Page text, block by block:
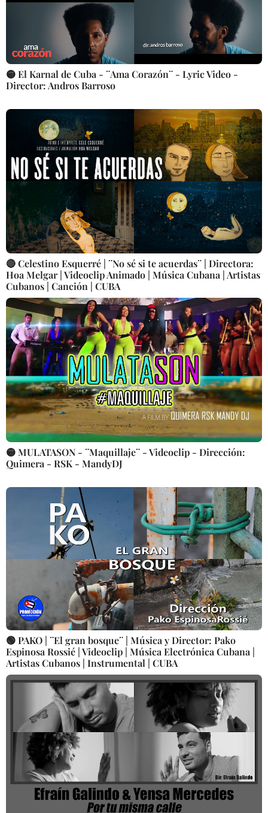
🟡 El Karnal de Cuba - ¨Ama Corazón¨ - Lyric Video -
Director: Andros Barroso
🔴 Celestino Esquerré | ¨No sé si te acuerdas¨ | Directora:
Hoa Melgar | Videoclip Animado | Música Cubana | Artistas
Cubanos | Canción | CUBA
🟡 MULATASON - ¨Maquillaje¨ - Videoclip - Dirección:
Quimera - RSK - MandyDJ
🟢 PAKO | ¨El gran bosque¨ | Música y Director: Pako
Espinosa Rossié | Videoclip | Música Electrónica Cubana |
Artistas Cubanos | Instrumental | CUBA